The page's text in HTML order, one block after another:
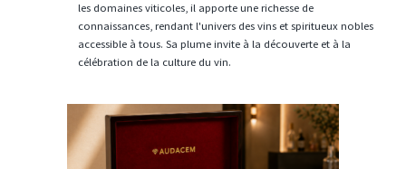
les domaines viticoles, il apporte une richesse de
connaissances, rendant l'univers des vins et spiritueux nobles
accessible à tous. Sa plume invite à la découverte et à la
célébration de la culture du vin.